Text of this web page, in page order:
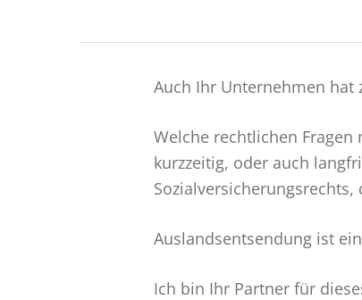
Auch Ihr Unternehmen hat
Welche rechtlichen
kurzzeitig, oder auch
Auslandsentsendung ist
Ich bin Ihr Partner für